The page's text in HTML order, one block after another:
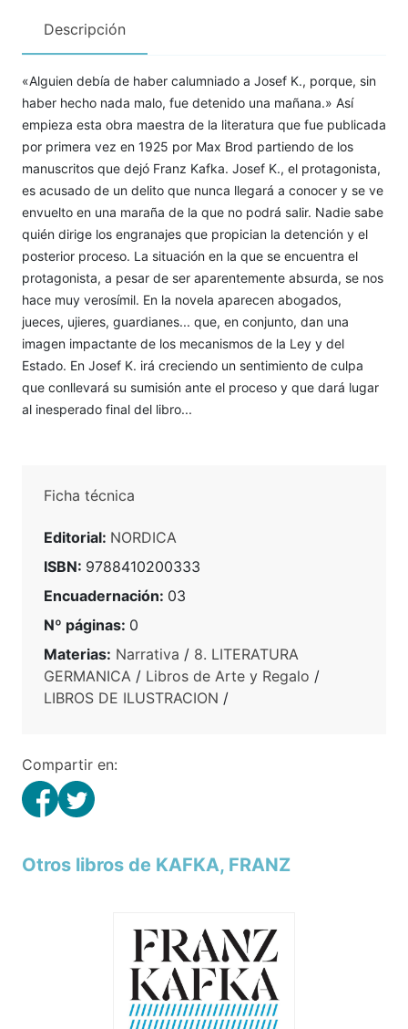
Descripción
«Alguien debía de haber calumniado a Josef K., porque, sin
haber hecho nada malo, fue detenido una mañana.» Así
empieza esta obra maestra de la literatura que fue publicada
por primera vez en 1925 por Max Brod partiendo de los
manuscritos que dejó Franz Kafka. Josef K., el protagonista,
es acusado de un delito que nunca llegará a conocer y se ve
envuelto en una maraña de la que no podrá salir. Nadie sabe
quién dirige los engranajes que propician la detención y el
posterior proceso. La situación en la que se encuentra el
protagonista, a pesar de ser aparentemente absurda, se nos
hace muy verosímil. En la novela aparecen abogados,
jueces, ujieres, guardianes... que, en conjunto, dan una
imagen impactante de los mecanismos de la Ley y del
Estado. En Josef K. irá creciendo un sentimiento de culpa
que conllevará su sumisión ante el proceso y que dará lugar
al inesperado final del libro...
Ficha técnica
Editorial: NORDICA
ISBN: 9788410200333
Encuadernación: 03
Nº páginas: 0
Materias: Narrativa / 8. LITERATURA
GERMANICA / Libros de Arte y Regalo /
LIBROS DE ILUSTRACION /
Compartir en:
Otros libros de KAFKA, FRANZ